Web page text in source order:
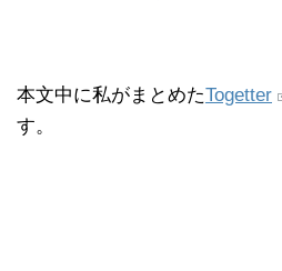
本文中に私がまとめたTogetter
す。